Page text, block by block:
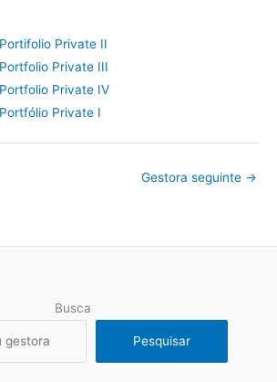
Private II
Private III
Private IV
Private I
Gestora seguinte →
Busca
Pesquisar